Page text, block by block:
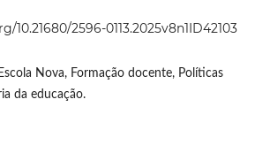
10.21680/2596-0113.2025v8n1ID42103
Escola Nova, Formação docente, Políticas
da educação.